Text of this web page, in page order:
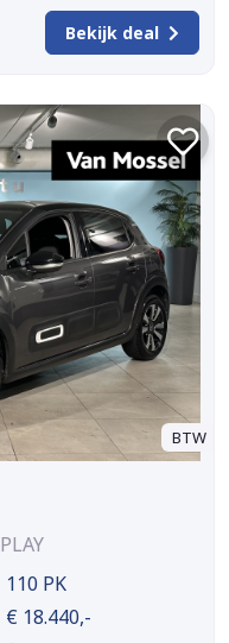
Bekijk deal
BTW
110 PK
€ 18.440,-